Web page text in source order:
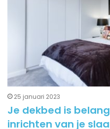
25 januari 2023
Je dekbed is
inrichten van je